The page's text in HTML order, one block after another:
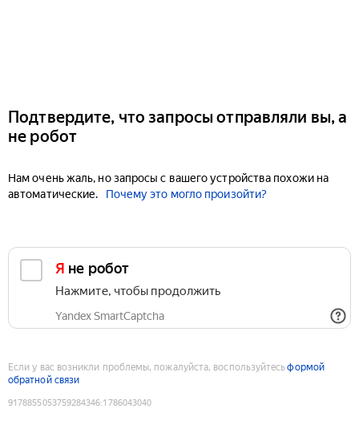
Подтвердите, что запросы отправляли вы, а
не робот
Нам очень жаль, но запросы с вашего устройства похожи на
автоматические.
Почему это могло произойти?
Я не робот
Нажмите, чтобы продолжить
Yandex SmartCaptcha
Если у вас возникли проблемы, пожалуйста, воспользуйтесьформой
обратной связи
9178855053759284346:1786043040